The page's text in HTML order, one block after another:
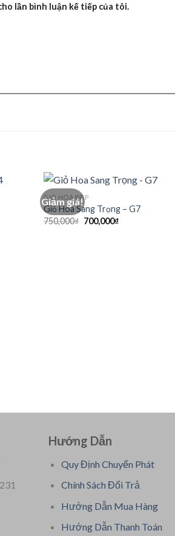
lần bình luận kế tiếp của tôi.
Giảm giá!
GIỎ HOA ĐẸP
Giỏ Hoa Sang Trọng – G7
750,000₫ Giá
700,000₫Giá
Hướng Dẫn
Quy Định Chuyển Phát
Chính Sách Đổi Trả
Hướng Dẫn Mua Hàng
Hướng Dẫn Thanh Toán